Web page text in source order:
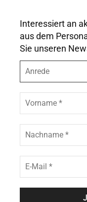
Interessiert an
aus dem
Sie unseren
r
e
e
r
n
m
c
h
a
M
a